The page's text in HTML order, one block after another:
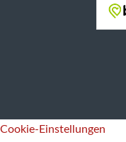
Cookie-Einstellungen